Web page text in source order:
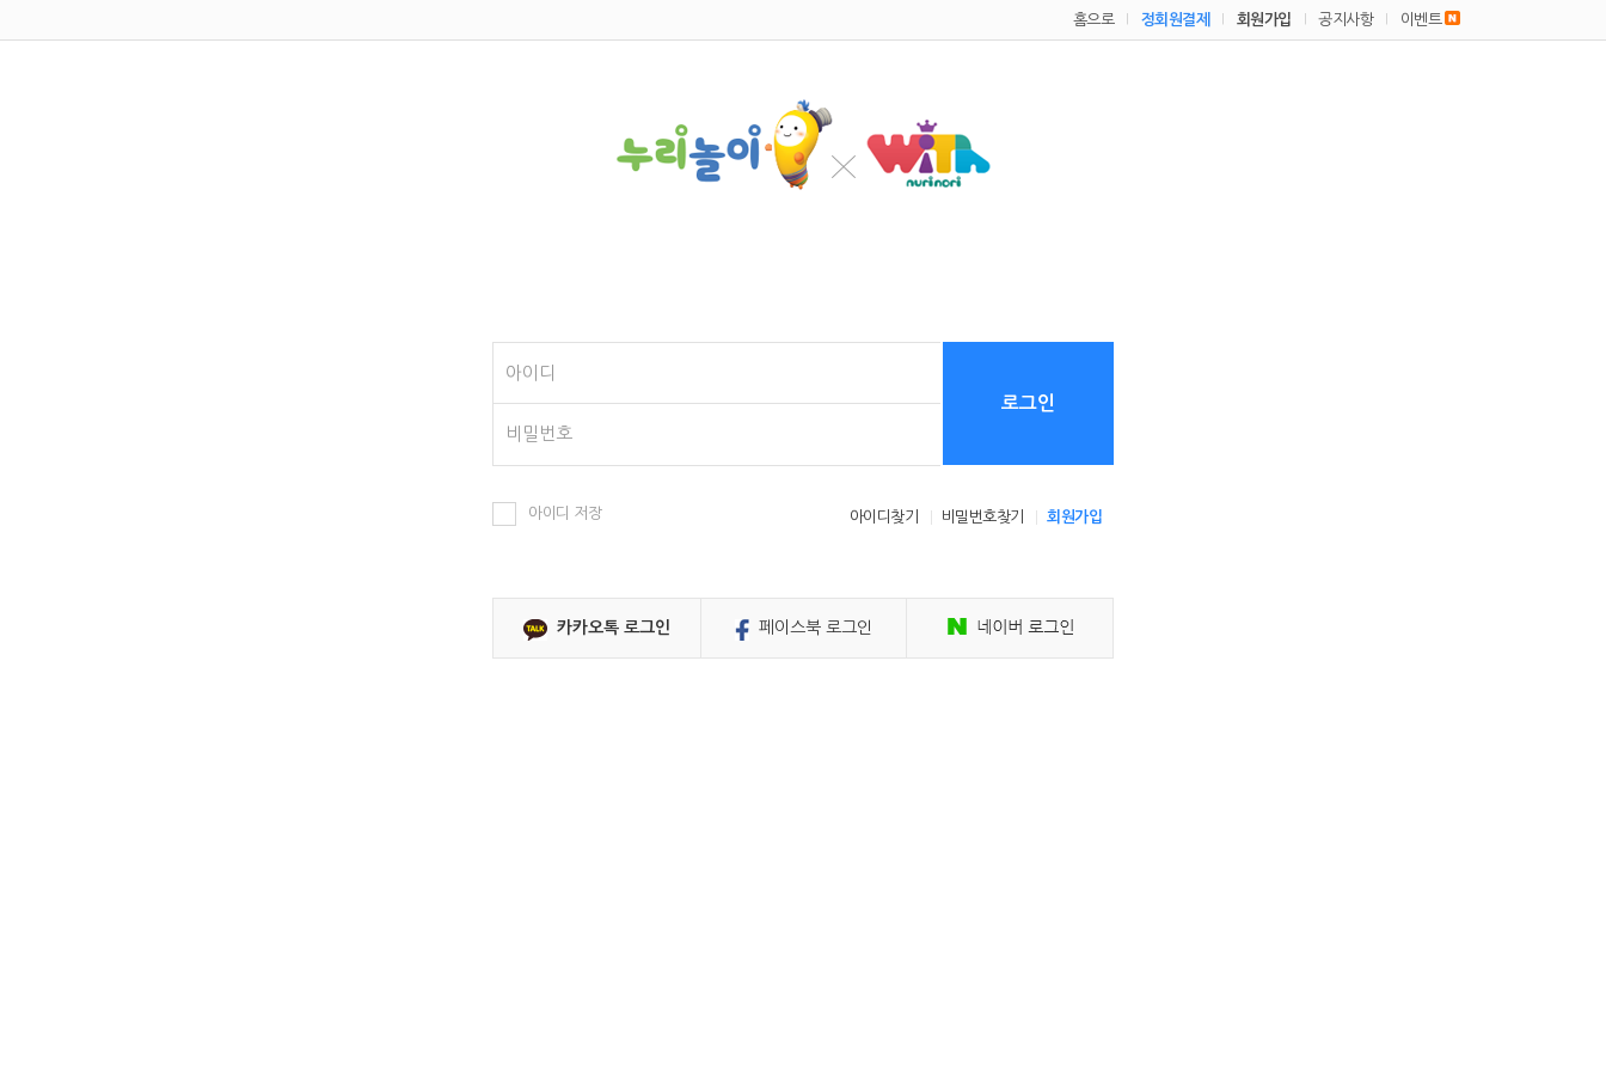
홈으로 정회원결제 회원가입 공지사항 이벤트
로그인
아이디 저장 아이디찾기 비밀번호찾기 회원가입
카카오톡 로그인 페이스북 로그인